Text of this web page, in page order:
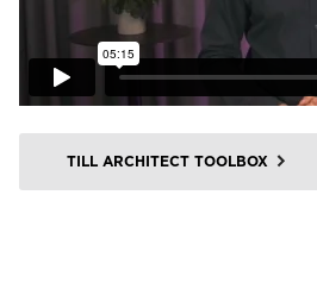
TILL ARCHITECT TOOLBOX